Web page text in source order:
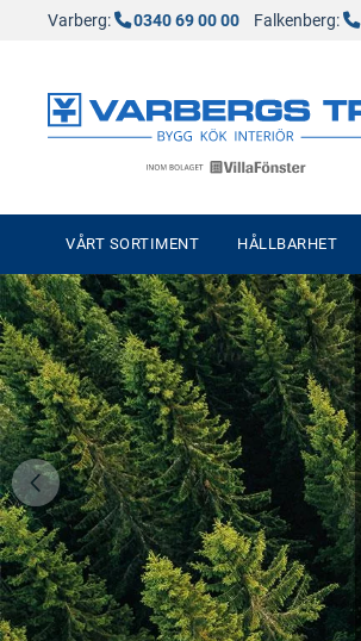
Varberg: 0340 69 00 00 Falkenberg:
VÅRT SORTIMENT HÅLLBARHET